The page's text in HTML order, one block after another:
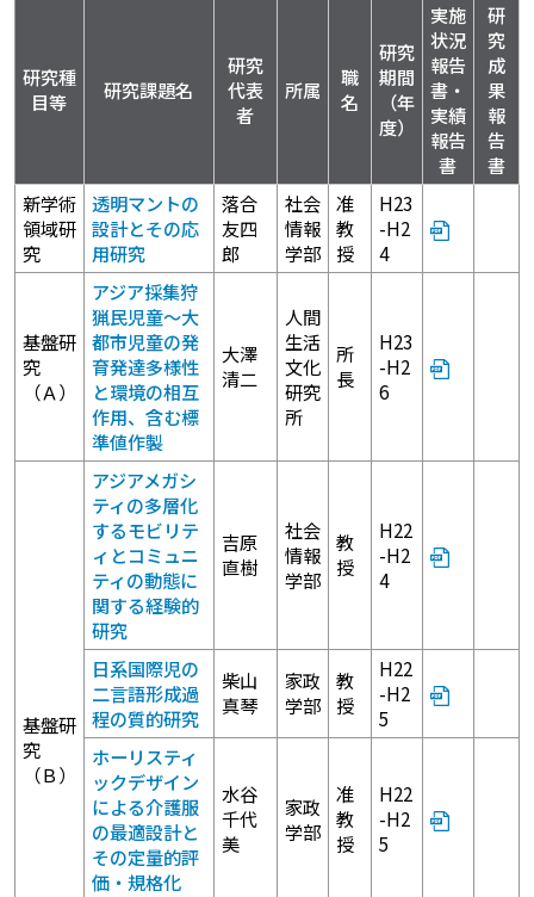
研究種
目等
研究課題名
研究
代表
者
所属
職
名
研究
期間
（年
度）
実施
状況
報告
書・
実績
報告
書
研
究
成
果
報
告
書
新学術
領域研
究
透明マントの
設計とその応
用研究
落合
友四
郎
社会
情報
学部
准
教
授
H23
-H2
4
基盤研
究
（Ａ）
アジア採集狩
猟民児童～大
都市児童の発
育発達多様性
と環境の相互
作用、含む標
準値作製
大澤
清二
人間
生活
文化
研究
所
所
長
H23
-H2
6
基盤研
究
（Ｂ）
アジアメガシ
ティの多層化
するモビリテ
ィとコミュニ
ティの動態に
関する経験的
研究
吉原
直樹
社会
情報
学部
教
授
H22
-H2
4
日系国際児の
二言語形成過
程の質的研究
柴山
真琴
家政
学部
教
授
H22
-H2
5
ホーリスティ
ックデザイン
による介護服
の最適設計と
その定量的評
価・規格化
水谷
千代
美
家政
学部
准
教
授
H22
-H2
5